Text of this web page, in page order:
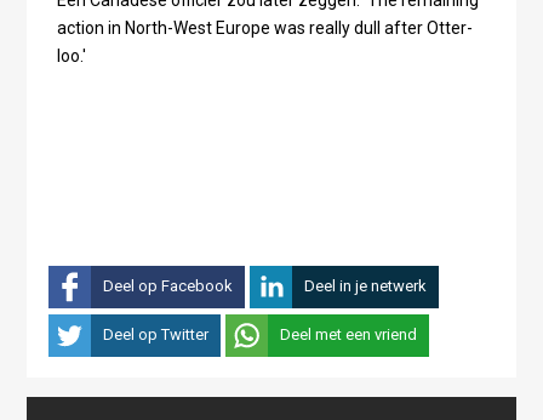
act­ion in North-West Eur­ope was really dull after Ot­ter­
loo.'
Deel op Facebook Deel in je netwerk
Deel op Twitter Deel met een vriend